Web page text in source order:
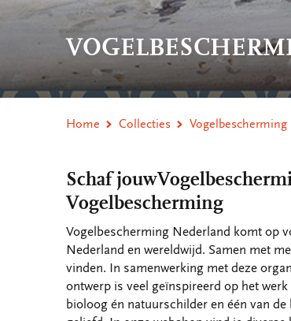
Home Collecties Vogelbescherming
Schaf
Vogelbescherming
Vogelbescherming Nederland komt op
Nederland en wereldwijd. Samen met
vinden. In samenwerking met deze
ontwerp is veel geïnspireerd op het
bioloog én natuurschilder en één van